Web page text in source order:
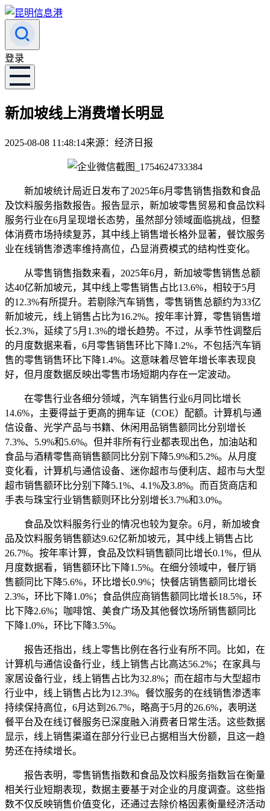
登录
新加坡线上消费增长明显
2025-08-08 11:48:14来源：经济日报
新加坡统计局近日发布了2025年6月零售销售指数和食品
及饮料服务指数报告。报告显示，新加坡零售贸易和食品饮料
服务行业在6月呈现增长态势，虽然部分领域面临挑战，但整
体消费市场持续复苏，其中线上销售增长格外显著，餐饮服务
业在线销售渗透率维持高位，凸显消费模式的结构性变化。
从零售销售指数来看，2025年6月，新加坡零售销售总额
达40亿新加坡元，其中线上零售销售占比13.6%，相较于5月
的12.3%有所提升。若剔除汽车销售，零售销售总额约为33亿
新加坡元，线上销售占比为16.2%。按年率计算，零售销售增
长2.3%，延续了5月1.3%的增长趋势。不过，从季节性调整后
的月度数据来看，6月零售销售环比下降1.2%，不包括汽车销
售的零售销售环比下降1.4%。这意味着尽管年增长率表现良
好，但月度数据反映出零售市场短期内存在一定波动。
在零售行业各细分领域，汽车销售行业6月同比增长
14.6%，主要得益于更高的拥车证（COE）配额。计算机与通
信设备、光学产品与书籍、休闲用品销售额同比分别增长
7.3%、5.9%和5.6%。但并非所有行业都表现出色，加油站和
食品与酒精零售商销售额同比分别下降5.9%和5.2%。从月度
变化看，计算机与通信设备、迷你超市与便利店、超市与大型
超市销售额环比分别下降5.1%、4.1%及3.8%。而百货商店和
手表与珠宝行业销售额则环比分别增长3.7%和3.0%。
食品及饮料服务行业的情况也较为复杂。6月，新加坡食
品及饮料服务销售额达9.62亿新加坡元，其中线上销售占比
26.7%。按年率计算，食品及饮料销售额同比增长0.1%，但从
月度数据看，销售额环比下降1.5%。在细分领域中，餐厅销
售额同比下降5.6%，环比增长0.9%；快餐店销售额同比增长
2.3%，环比下降1.0%；食品供应商销售额同比增长18.5%，环
比下降2.6%；咖啡馆、美食广场及其他餐饮场所销售额同比
下降1.0%，环比下降3.5%。
报告还指出，线上零售比例在各行业有所不同。比如，在
计算机与通信设备行业，线上销售占比高达56.2%；在家具与
家居设备行业，线上销售占比为32.8%；而在超市与大型超市
行业中，线上销售占比为12.3%。餐饮服务的在线销售渗透率
持续保持高位，6月达到26.7%，略高于5月的26.6%，表明送
餐平台及在线订餐服务已深度融入消费者日常生活。这些数据
显示，线上销售渠道在部分行业已占据相当大份额，且这一趋
势还在持续增长。
报告表明，零售销售指数和食品及饮料服务指数旨在衡量
相关行业短期表现，数据主要基于对企业的月度调查。这些指
数不仅反映销售价值变化，还通过去除价格因素衡量经济活动